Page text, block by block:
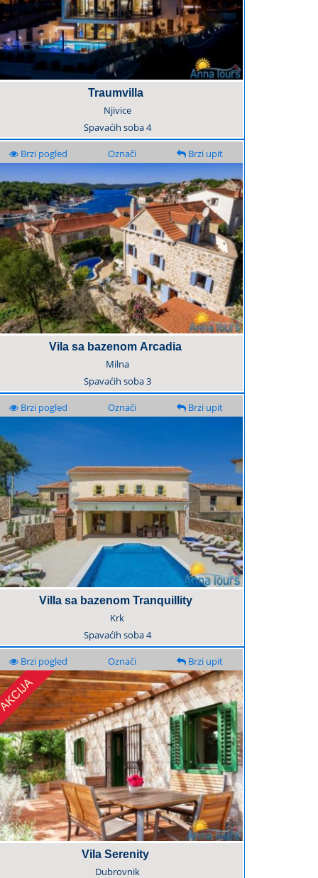
Traumvilla
Njivice
Spavaćih soba4
Brzi pogled Označi Brzi upit
Vila sa bazenom Arcadia
Milna
Spavaćih soba3
Brzi pogled Označi Brzi upit
Villa sa bazenom Tranquillity
Krk
Spavaćih soba4
Brzi pogled Označi Brzi upit
Vila Serenity
Dubrovnik